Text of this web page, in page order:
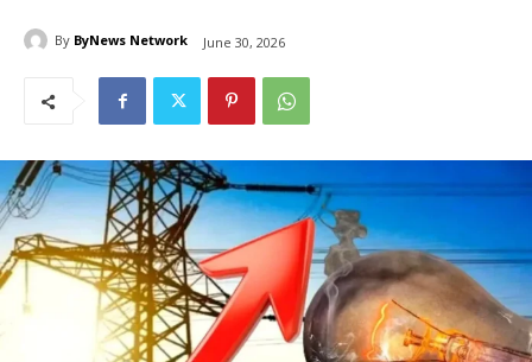
By ByNews Network June 30, 2026